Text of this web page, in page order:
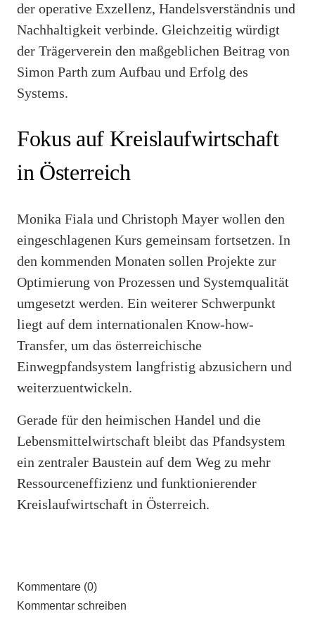
der operative Exzellenz, Handelsverständnis und
Nachhaltigkeit verbinde. Gleichzeitig würdigt
der Trägerverein den maßgeblichen Beitrag von
Simon Parth zum Aufbau und Erfolg des
Systems.
Fokus auf Kreislaufwirtschaft
in Österreich
Monika Fiala und Christoph Mayer wollen den
eingeschlagenen Kurs gemeinsam fortsetzen. In
den kommenden Monaten sollen Projekte zur
Optimierung von Prozessen und Systemqualität
umgesetzt werden. Ein weiterer Schwerpunkt
liegt auf dem internationalen Know-how-
Transfer, um das österreichische
Einwegpfandsystem langfristig abzusichern und
weiterzuentwickeln.
Gerade für den heimischen Handel und die
Lebensmittelwirtschaft bleibt das Pfandsystem
ein zentraler Baustein auf dem Weg zu mehr
Ressourceneffizienz und funktionierender
Kreislaufwirtschaft in Österreich.
Kommentare (0)
Kommentar schreiben